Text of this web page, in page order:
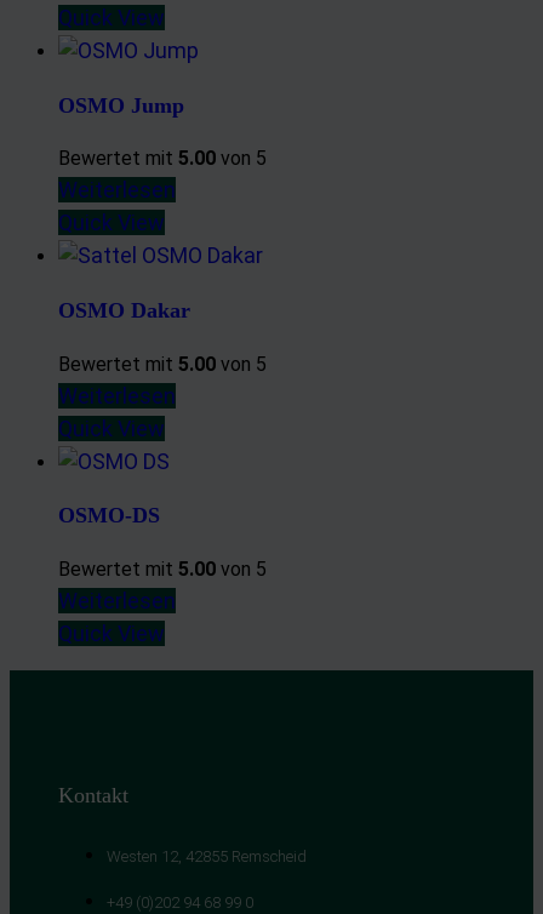
Quick View
OSMO Jump
Bewertet mit 5.00 von 5
Weiterlesen
Quick View
OSMO Dakar
Bewertet mit 5.00 von 5
Weiterlesen
Quick View
OSMO-DS
Bewertet mit 5.00 von 5
Weiterlesen
Quick View
Kontakt
Westen 12, 42855 Remscheid
+49 (0)202 94 68 99 0